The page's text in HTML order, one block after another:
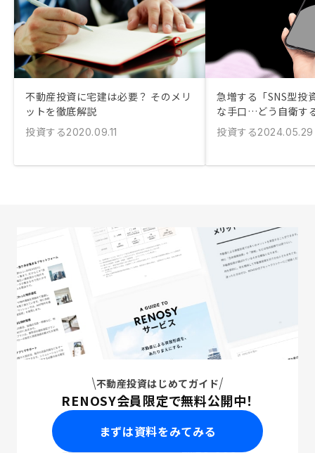
不動産投資に宅建は必要？ そのメリ
ットを徹底解説
投資する2020.09.11
急増する「SNS型投
な手口…どう自衛す
投資する2024.05.29
不動産投資はじめてガイド
RENOSY会員限定で無料公開中！
まずは資料をみてみる